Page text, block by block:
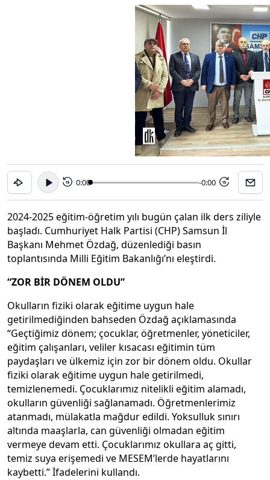
15 0:00 -0:00 15
2024-2025 eğitim-öğretim yılı bugün çalan ilk ders ziliyle
başladı. Cumhuriyet Halk Partisi (CHP) Samsun İl
Başkanı Mehmet Özdağ, düzenlediği basın
toplantısında Milli Eğitim Bakanlığı’nı eleştirdi.
“ZOR BİR DÖNEM OLDU”
Okulların fiziki olarak eğitime uygun hale
getirilmediğinden bahseden Özdağ açıklamasında
“Geçtiğimiz dönem; çocuklar, öğretmenler, yöneticiler,
eğitim çalışanları, veliler kısacası eğitimin tüm
paydaşları ve ülkemiz için zor bir dönem oldu. Okullar
fiziki olarak eğitime uygun hale getirilmedi,
temizlenemedi. Çocuklarımız nitelikli eğitim alamadı,
okulların güvenliği sağlanamadı. Öğretmenlerimiz
atanmadı, mülakatla mağdur edildi. Yoksulluk sınırı
altında maaşlarla, can güvenliği olmadan eğitim
vermeye devam etti. Çocuklarımız okullara aç gitti,
temiz suya erişemedi ve MESEM’lerde hayatlarını
kaybetti.” İfadelerini kullandı.